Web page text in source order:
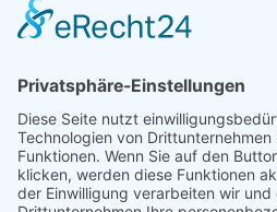
MITGLIED IM